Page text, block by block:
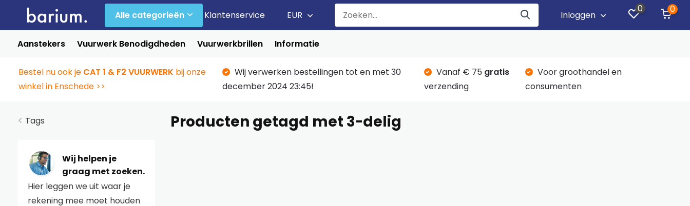
Alle categorieën Klantenservice EUR Inloggen
0 0
Aanstekers Vuurwerk Benodigdheden Vuurwerkbrillen Informatie
Bestel nu ook je CAT 1 & F2 VUURWERK bij onze
winkel in Enschede >>
Wij verwerken bestellingen tot en met 30
december 2024 23:45!
Vanaf € 75 gratis
verzending
Voor groothandel en
consumenten
Tags
Wij helpen je
graag met zoeken.
Hier leggen we uit waar je
rekening mee moet houden
Producten getagd met 3-delig